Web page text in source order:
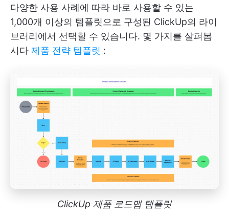
다양한 사용 사례에 따라 바로 사용할 수 있는
1,000개 이상의 템플릿으로 구성된 ClickUp의 라이
브러리에서 선택할 수 있습니다. 몇 가지를 살펴봅
시다 제품 전략 템플릿 :
ClickUp 제품 로드맵 템플릿